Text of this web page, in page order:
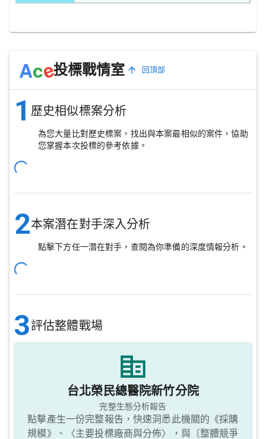
Ace投標戰情室 回頂部
1 歷史相似標案分析
為您大量比對歷史標案，找出與本案最相似的案件，協助
您掌握本次投標的參考依據。
2本案潛在對手深入分析
點擊下方任一潛在對手，查閱為你準備的深度情報分析。
3評估整體戰場
台北榮民總醫院新竹分院
完整生態分析報告
點擊產生一份完整報告，快速洞悉此機關的《採購
規模》、〈主要投標廠商與分佈〉，與〔整體競爭